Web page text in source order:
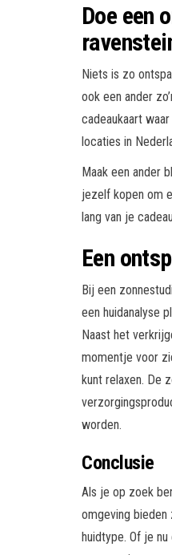
Doe een
Niets is zo
ook een ander
cadeaukaart
locaties in
Maak een ander
jezelf kopen om
lang van je
Een
Bij een
een huidanalyse
Naast het
momentje voor
kunt relaxen. De
worden.
Conclusie
Als je op zoek
omgeving
huidtype. Of je